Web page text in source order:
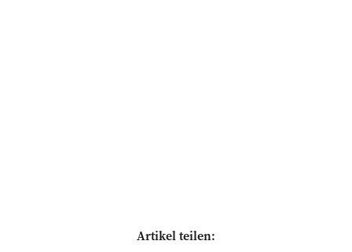
Artikel teilen: